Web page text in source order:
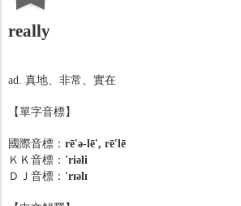
really
ad. 真地、非常、實在
【單字音標】
國際音標： rē′ə-lē′, rē′lē
ＫＫ音標： 'riəli
ＤＪ音標： 'rɪəlɪ